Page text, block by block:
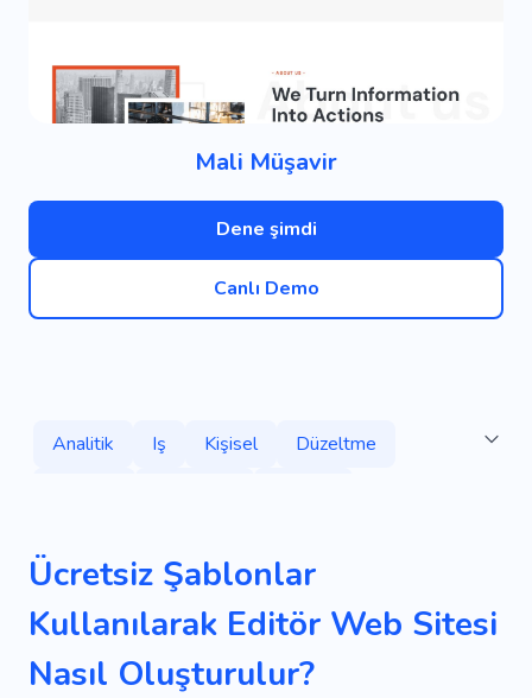
Mali Müşavir
Dene şimdi
Canlı Demo
Analitik Iş Kişisel
Düzeltme
Muhasebe
Dokümantasyon
Ortodontist
Telif Hakkı Radyo
Yüz
Ana Rol
Pratik Rango
Ücretsiz Şablonlar
Kullanılarak Editör Web Sitesi
Nasıl Oluşturulur?